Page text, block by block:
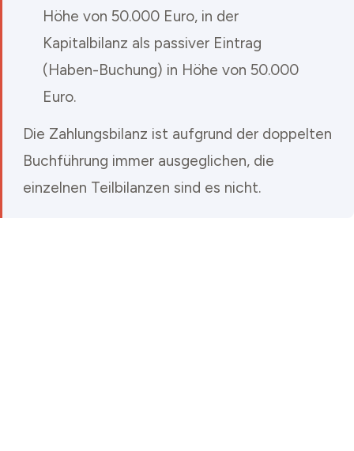
Höhe von 50.000 Euro, in der
Kapitalbilanz als passiver Eintrag
(Haben-Buchung) in Höhe von 50.000
Euro.
Die Zahlungsbilanz ist aufgrund der doppelten
Buchführung immer ausgeglichen, die
einzelnen Teilbilanzen sind es nicht.